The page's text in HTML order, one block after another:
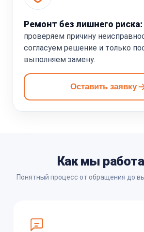
Ремонт без лишнего риска:
проверяем причину
согласуем решение и только
выполняем замену.
Оставить заявку
Как мы
Понятный процесс от обращения до